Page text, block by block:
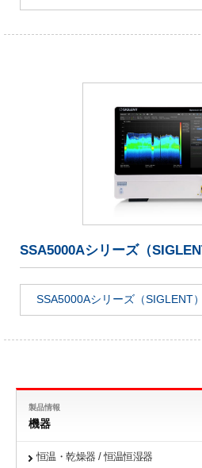
SSA5000Aシリーズ（
SSA5000Aシリーズ（SIGLENT
製品情報
機器
恒温・乾燥器 / 恒温恒湿器